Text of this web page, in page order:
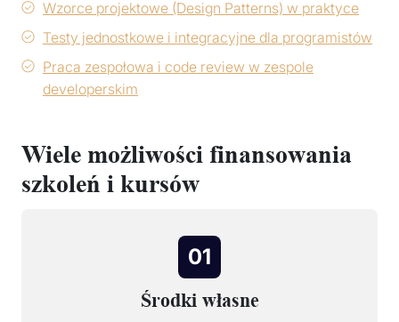
Wzorce projektowe (Design Patterns) w praktyce
Testy jednostkowe i integracyjne dla programistów
Praca zespołowa i code review w zespole
developerskim
Wiele możliwości finansowania
szkoleń i kursów
01
Środki własne